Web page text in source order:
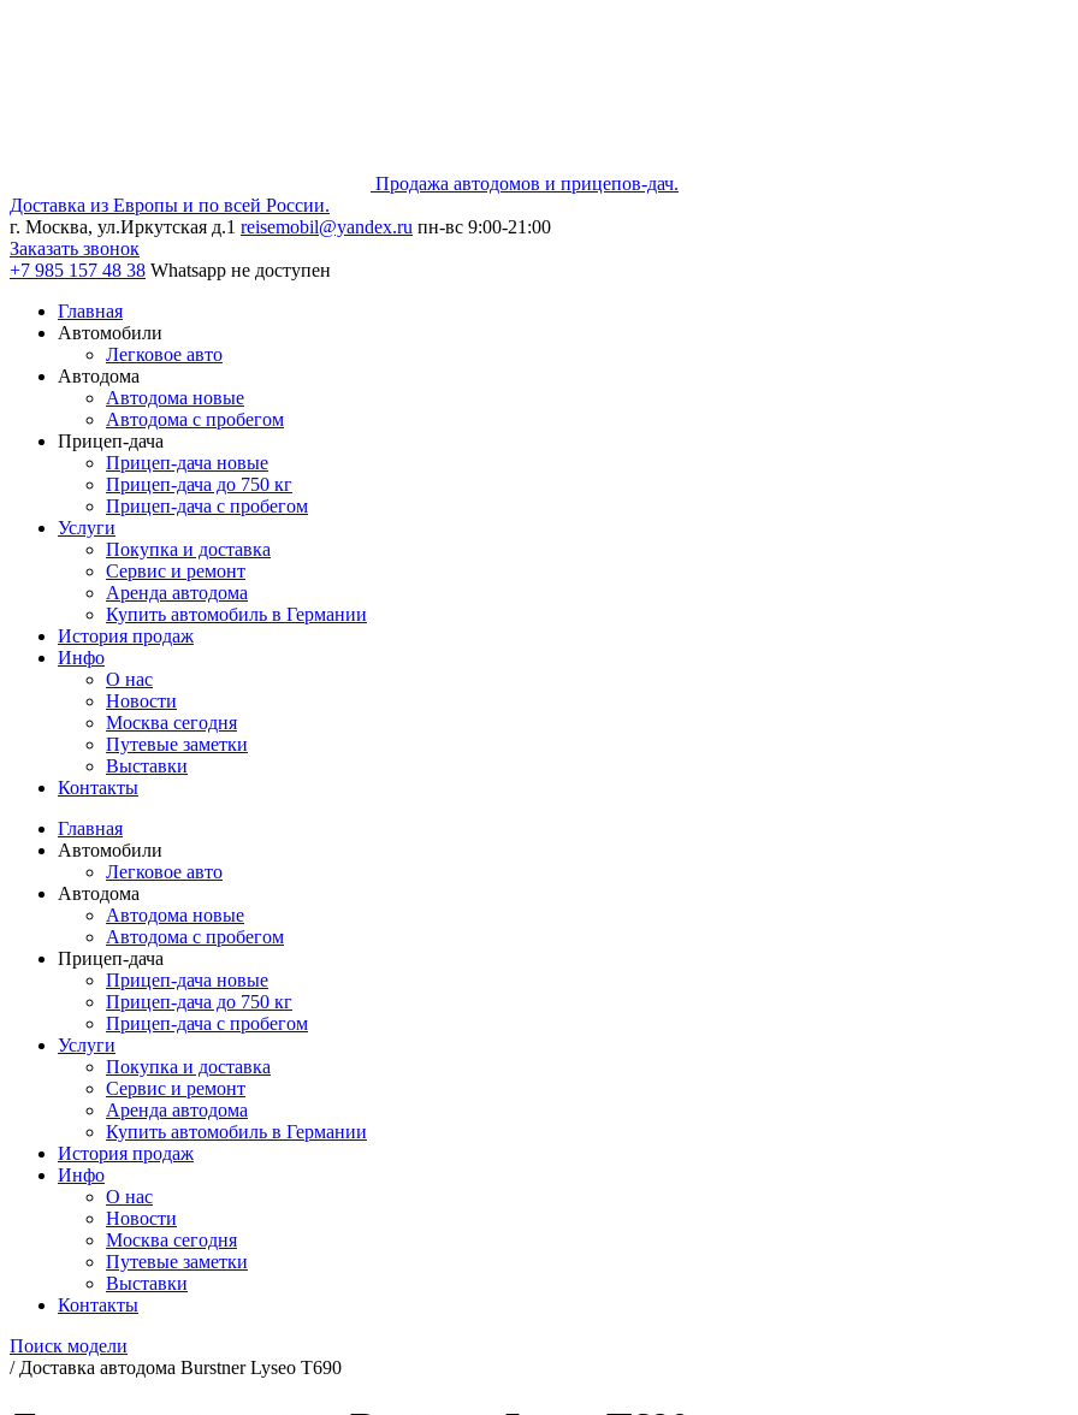
Продажа автодомов и прицепов-дач.
Доставка из Европы и по всей России.
г. Москва, ул.Иркутская д.1 reisemobil@yandex.ru пн-вс 9:00-21:00
Заказать звонок
+7 985 157 48 38 Whatsapp не доступен
Главная
Автомобили
Легковое авто
Автодома
Автодома новые
Автодома с пробегом
Прицеп-дача
Прицеп-дача новые
Прицеп-дача до 750 кг
Прицеп-дача с пробегом
Услуги
Покупка и доставка
Сервис и ремонт
Аренда автодома
Купить автомобиль в Германии
История продаж
Инфо
О нас
Новости
Москва сегодня
Путевые заметки
Выставки
Контакты
Главная
Автомобили
Легковое авто
Автодома
Автодома новые
Автодома с пробегом
Прицеп-дача
Прицеп-дача новые
Прицеп-дача до 750 кг
Прицеп-дача с пробегом
Услуги
Покупка и доставка
Сервис и ремонт
Аренда автодома
Купить автомобиль в Германии
История продаж
Инфо
О нас
Новости
Москва сегодня
Путевые заметки
Выставки
Контакты
Поиск модели
/ Доставка автодома Burstner Lyseo T690